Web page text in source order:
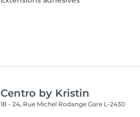
Centro by Kristin
18 - 24, Rue Michel RodangeGare L-2430